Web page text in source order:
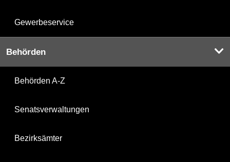
Gewerbeservice
Behörden
Behörden A-Z
Senatsverwaltungen
Bezirksämter